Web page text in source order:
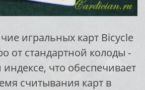
игральных карт Bicycle
от стандартной колоды -
что обеспечивает
считывания карт в